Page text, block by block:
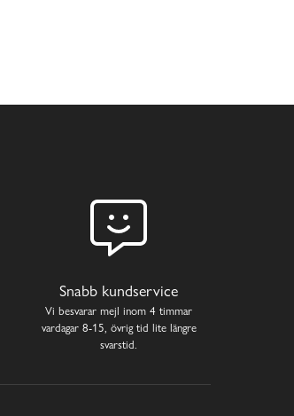
Snabb kundservice
Vi besvarar mejl inom 4 timmar
vardagar 8-15, övrig tid lite längre
svarstid.